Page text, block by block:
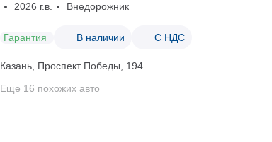
2026 г.в.
Внедорожник
Гарантия В наличии С НДС
Казань, Проспект Победы, 194
Еще 16 похожих авто